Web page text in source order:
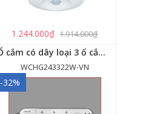
1.244.000₫ 1.914.000₫
Ổ cắm có dây loại 3 ổ cắm, 2 USB, 1 công tắc - WCHG243322W-VN
WCHG243322W-VN
-32%